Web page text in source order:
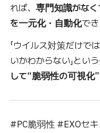
れば、 専門知識がな
を一元化・自動化でき
「ウイルス対策だけで
いかわからない」とい
して“脆弱性の可視化
#PC脆弱性 #EXOセ